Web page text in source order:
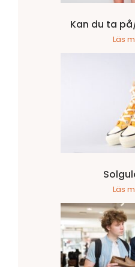
Kan du ta
Läs
Läs